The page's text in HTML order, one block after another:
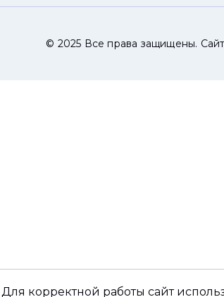
© 2025 Все права защищены.
Для корректной работы сайт